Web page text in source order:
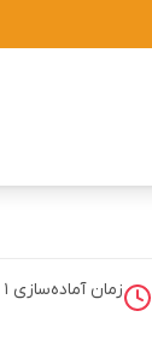
زمان آماده‌سازی 1